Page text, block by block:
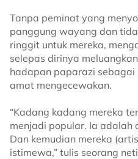
Tanpa peminat yang
panggung wayang dan
ringgit untuk mereka,
selepas dirinya
hadapan paparazi
amat mengecewakan.
“Kadang kadang mereka
menjadi popular. Ia adalah
Dan kemudian mereka
istimewa,” tulis seorang